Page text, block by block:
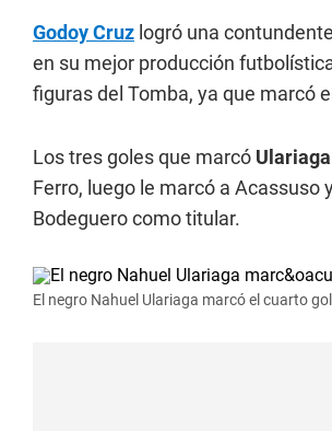
Godoy Cruz logró una
en su mejor producción
figuras del Tomba, ya que marcó
Los tres goles que marcó Ulariaga
Ferro, luego le marcó a Acassuso
Bodeguero como titular.
El negro Nahuel Ulariaga marcó el cuarto